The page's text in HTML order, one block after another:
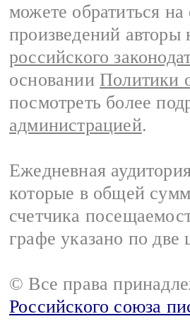
можете обратиться на
произведений
российского
основании Политики
посмотреть более
администрацией.
Ежедневная
которые в общей
счетчика
графе указано по две
© Все права
Российского союза